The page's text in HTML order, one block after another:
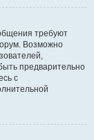
требуют
Возможно
предварительно
с